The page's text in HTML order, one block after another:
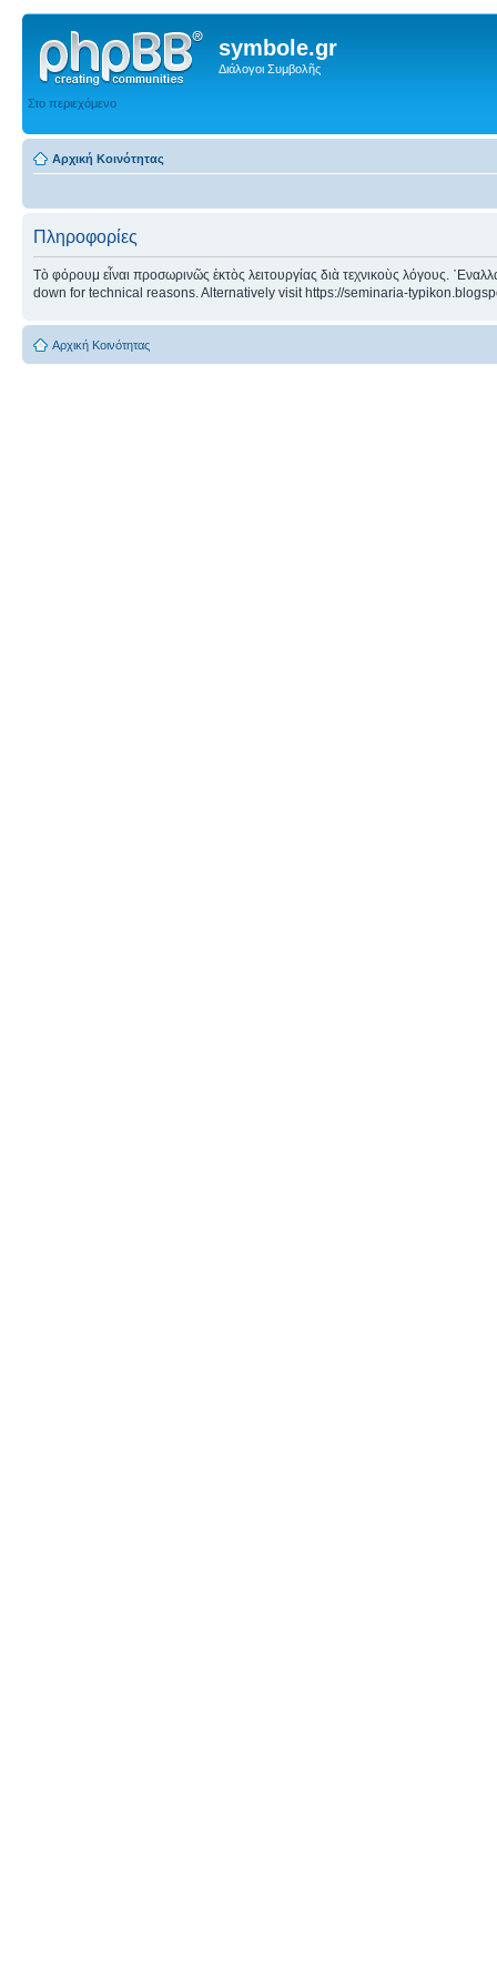
symbole.gr
Διάλογοι Συμβολῆς
Στο περιεχόμενο
Αρχική Κοινότητας
Πληροφορίες
Τὸ φόρουμ εἶναι προσωρινῶς ἐκτὸς λειτουργίας διὰ τεχνικοὺς λόγους.
down for technical reasons. Alternatively visit https://seminaria-
Αρχική Κοινότητας